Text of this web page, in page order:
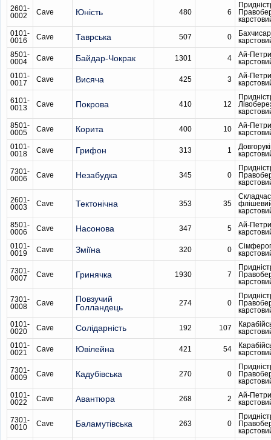
2601-
0002
Cave Юність 480 6
0101-
0016
Cave Таврська 507 0
8501-
0004
Cave Байдар-Чокрак 1301 4
Ай-
0101-
0017
Cave Висяча 425 3
Ай-
6101-
0013
Cave Покрова 410 12
8501-
0005
Cave Корита 400 10
Ай-
0101-
0018
Cave Грифон 313 1
7301-
0006
Cave Незабудка 345 0
2601-
0003
Cave Тектонічна 353 35
8501-
0006
Cave Насонова 347 5
Ай-
0101-
0019
Cave Зміїна 320 0
7301-
0007
Cave Гринячка 1930 7
7301-
0008
Cave
Повзучий
Голландець
274 0
0101-
0020
Cave Солідарність 192 107
0101-
0021
Cave Ювілейна 421 54
7301-
0009
Cave Кадубiвська 270 0
0101-
0022
Cave Авантюра 268 2
Ай-
7301-
0010
Cave Баламутівська 263 0